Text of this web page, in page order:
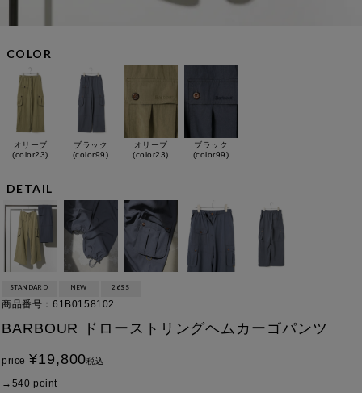
COLOR
オリーブ
(color23)
ブラック
(color99)
オリーブ
(color23)
ブラック
(color99)
DETAIL
STANDARD NEW 26SS
商品番号 61B0158102
BARBOUR ドローストリングヘムカーゴパンツ
price ¥19,800税込
540 point